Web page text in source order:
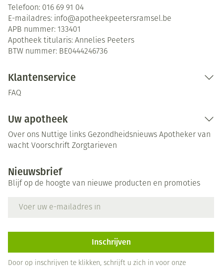
Telefoon: 016 69 91 04
E-mailadres: info@apotheekpeetersramsel.be
APB nummer: 133401
Apotheek titularis: Annelies Peeters
BTW nummer: BE0444246736
Klantenservice
FAQ
Uw apotheek
Over ons Nuttige links Gezondheidsnieuws Apotheker van
wacht Voorschrift Zorgtarieven
Nieuwsbrief
Blijf op de hoogte van nieuwe producten en promoties
Inschrijven
Door op inschrijven te klikken, schrijft u zich in voor onze